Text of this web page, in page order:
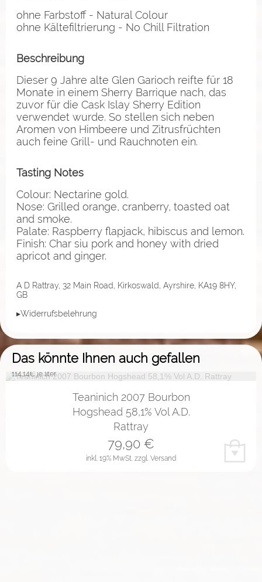
ohne Farbstoff - Natural Colour
ohne Kältefiltrierung - No Chill Filtration
Beschreibung
Dieser 9 Jahre alte Glen Garioch reifte für 18
Monate in einem Sherry Barrique nach, das
zuvor für die Cask Islay Sherry Edition
verwendet wurde. So stellen sich neben
Aromen von Himbeere und Zitrusfrüchten
auch feine Grill- und Rauchnoten ein.
Tasting Notes
Colour: Nectarine gold.
Nose: Grilled orange, cranberry, toasted oat
and smoke.
Palate: Raspberry flapjack, hibiscus and lemon.
Finish: Char siu pork and honey with dried
apricot and ginger.
A D Rattray, 32 Main Road, Kirkoswald, Ayrshire, KA19 8HY,
GB
▸Widerrufsbelehrung
Das könnte Ihnen auch gefallen
114,14€ je liter
Teaninich 2007 Bourbon
Hogshead 58,1% Vol A.D.
Rattray
inkl. 19% MwSt. zzgl. Versand
79,90 €